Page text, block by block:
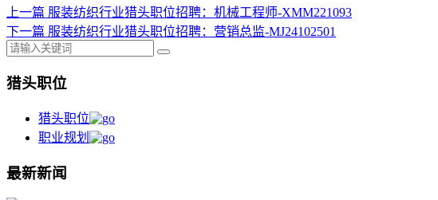
上一篇 服装纺织行业猎头职位招聘：机械工程师-XMM221093
下一篇 服装纺织行业猎头职位招聘：营销总监-MJ24102501
猎头职位
猎头职位
职业规划
最新新闻